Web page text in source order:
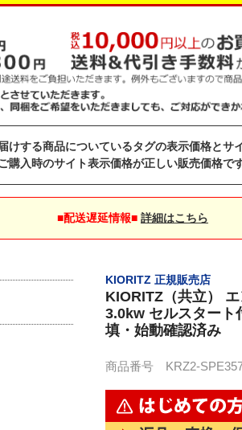
けする商品についているタグの表示価格とサ
購入時のサイト表示価格が正しい販売価格で
■配送遅延情報■ 詳細はこちら
KIORITZ 正規販売店
KIORITZ（共立）
3.0kw セルスタート
填・始動確認済み
商品番号 KRZ2-